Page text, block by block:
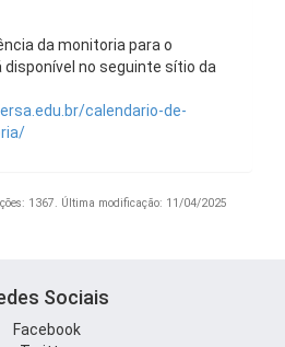
da monitoria para o
no seguinte sítio da
calendario-de-
1367. Última modificação: 11/04/2025
Sociais
Facebook